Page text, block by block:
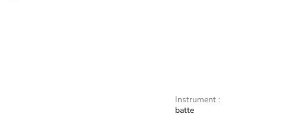
Instrument :
batte